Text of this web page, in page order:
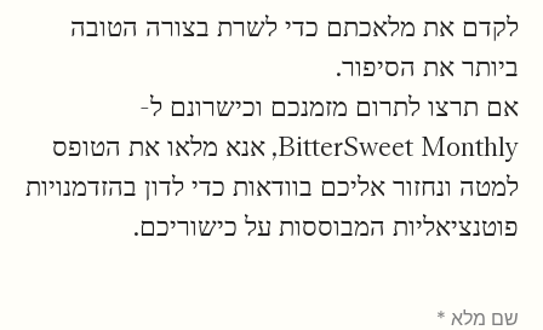
לקדם את מלאכתם כדי לשרת בצורה הטובה
ביותר את הסיפור.
אם תרצו לתרום מזמנכם וכישרונם ל-
BitterSweet Monthly, אנא מלאו את הטופס
למטה ונחזור אליכם בוודאות כדי לדון בהזדמנויות
פוטנציאליות המבוססות על כישוריכם.
שם מלא*